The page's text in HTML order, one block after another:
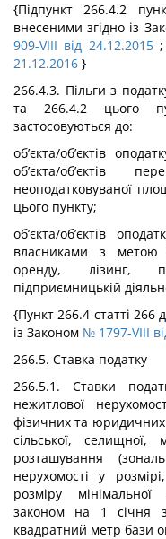
{Підпункт 266.4.2
внесеними згідно із
909-VIII від 24.12.2015;
21.12.2016 }
266.4.3. Пільги з
та 266.4.2 цього
застосовуються до:
об’єкта/об’єктів
об’єкта/об’єктів
неоподатковуваної
цього пункту;
об’єкта/об’єктів
власниками з метою
оренду, лізинг,
підприємницькій
{Пункт 266.4 статті 266
із Законом № 1797-VIII
266.5. Ставка податку
266.5.1. Ставки
нежитлової
фізичних та
сільської,
розташування
нерухомості у
розміру
законом на 1 січня
квадратний метр бази